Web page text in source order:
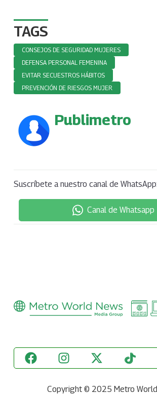
TAGS
CONSEJOS DE SEGURIDAD MUJERES
DEFENSA PERSONAL FEMENINA
EVITAR SECUESTROS HÁBITOS
PREVENCIÓN DE RIESGOS MUJER
Publimetro
Suscríbete a nuestro canal de WhatsApp:
Canal de Whatsapp
Copyright © 2025 Metro